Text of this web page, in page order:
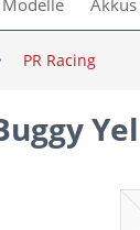
Modelle Akkus
PR Racing